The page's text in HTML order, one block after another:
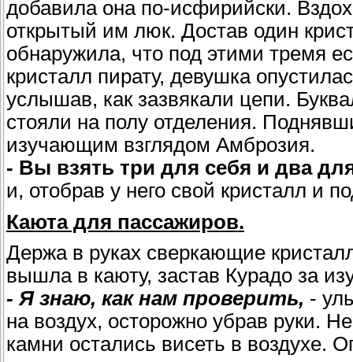
добавила она по-исфирийски.
открытый им люк. Достав один
обнаружила, что под этими тремя
кристалл пирату, девушка
услышав, как зазвякали цепи.
стояли на полу отделения.
изучающим взглядом Амброзия.
- Вы взять три для себя и два
и, отобрав у него свой кристалл и
Каюта для пассажиров.
Держа в руках сверкающие
вышла в каюту, застав Курадо за
- Я знаю, как нам проверить, -
на воздух, осторожно убрав руки.
камни остались висеть в воздухе.